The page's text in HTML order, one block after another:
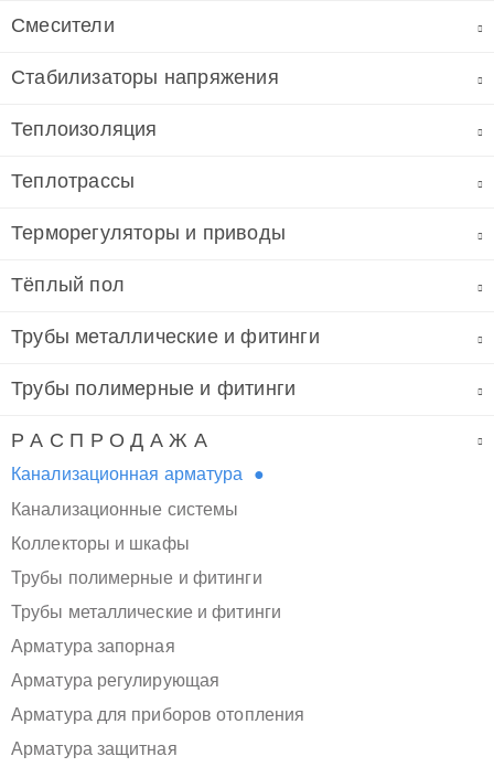
Смесители
Стабилизаторы напряжения
Теплоизоляция
Теплотрассы
Терморегуляторы и приводы
Тёплый пол
Трубы металлические и фитинги
Трубы полимерные и фитинги
Р А С П Р О Д А Ж А
Канализационная арматура
Канализационные системы
Коллекторы и шкафы
Трубы полимерные и фитинги
Трубы металлические и фитинги
Арматура запорная
Арматура регулирующая
Арматура для приборов отопления
Арматура защитная